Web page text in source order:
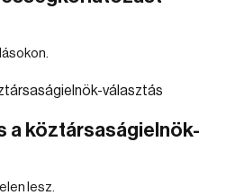
a köztársaságielnök-
lesz.